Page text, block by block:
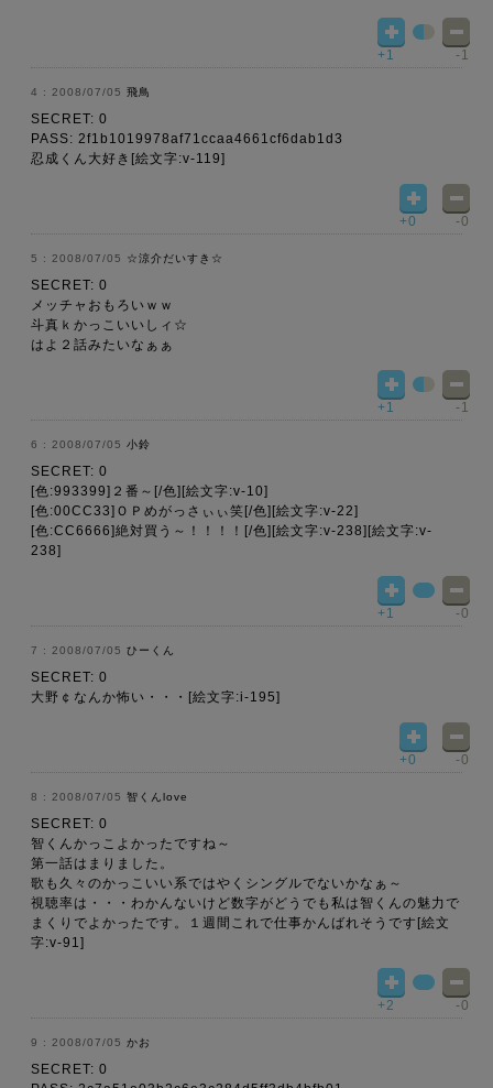
+1 -1
2008/07/05 飛鳥
SECRET: 0
PASS: 2f1b1019978af71ccaa4661cf6dab1d3
忍成くん大好き[絵文字:v-119]
+0 -0
2008/07/05 ☆涼介だいすき☆
SECRET: 0
メッチャおもろいｗｗ
斗真ｋかっこいいしィ☆
はよ２話みたいなぁぁ
+1 -1
2008/07/05 小鈴
SECRET: 0
[色:993399]２番～[/色][絵文字:v-10]
[色:00CC33]ＯＰめがっさぃぃ笑[/色][絵文字:v-22]
[色:CC6666]絶対買う～！！！！[/色][絵文字:v-238][絵文字:v-
238]
+1 -0
2008/07/05 ひーくん
SECRET: 0
大野￠なんか怖い・・・[絵文字:i-195]
+0 -0
2008/07/05 智くんlove
SECRET: 0
智くんかっこよかったですね～
第一話はまりました。
歌も久々のかっこいい系ではやくシングルでないかなぁ～
視聴率は・・・わかんないけど数字がどうでも私は智くんの魅力で
まくりでよかったです。１週間これで仕事かんばれそうです[絵文
字:v-91]
+2 -0
2008/07/05 かお
SECRET: 0